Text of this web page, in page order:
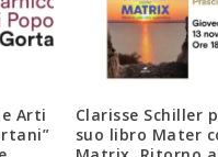
Arti
Clarisse Schiller
suo libro Mater